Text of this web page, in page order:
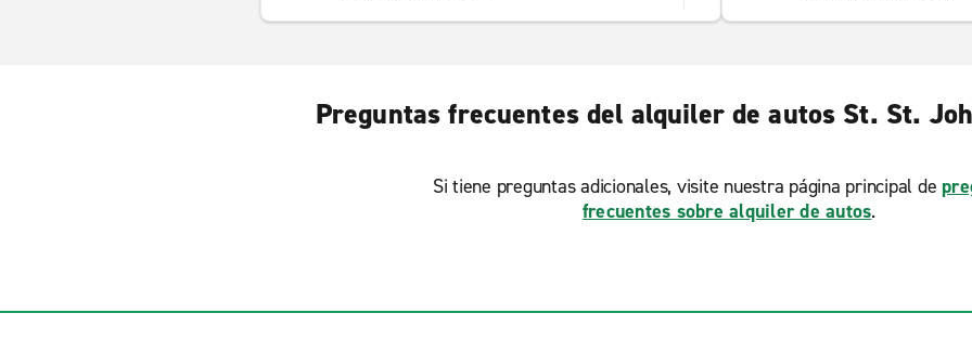
Preguntas frecuentes del alquiler de autos St. St.
Si tiene preguntas adicionales, visite nuestra página principal de
frecuentes sobre alquiler de autos.